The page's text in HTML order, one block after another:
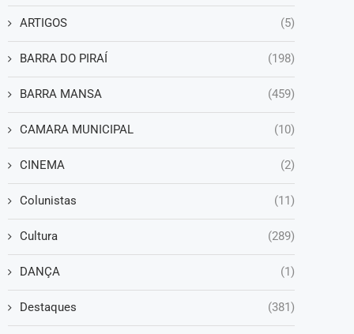
ARTIGOS (5)
BARRA DO PIRAÍ (198)
BARRA MANSA (459)
CAMARA MUNICIPAL (10)
CINEMA (2)
Colunistas (11)
Cultura (289)
DANÇA (1)
Destaques (381)